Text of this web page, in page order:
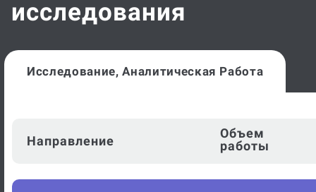
исследования
Исследование, Аналитическая Работа
Направление
Объем
работы